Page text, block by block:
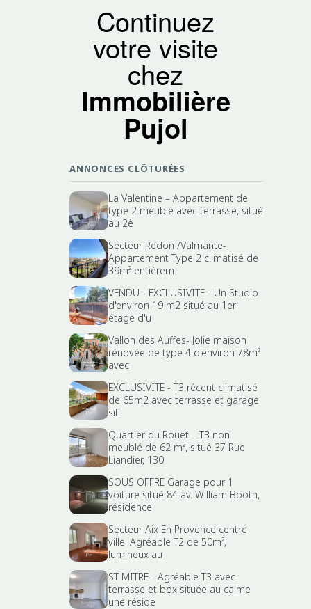
Continuez
votre visite
chez
Immobilière
Pujol
ANNONCES CLÔTURÉES
La Valentine – Appartement de
type 2 meublé avec terrasse, situé
au 2è
Secteur Redon /Valmante-
Appartement Type 2 climatisé de
39m² entièrem
VENDU - EXCLUSIVITE - Un Studio
d'environ 19 m2 situé au 1er
étage d'u
Vallon des Auffes- Jolie maison
rénovée de type 4 d'environ 78m²
avec
EXCLUSIVITE - T3 récent climatisé
de 65m2 avec terrasse et garage
sit
Quartier du Rouet – T3 non
meublé de 62 m², situé 37 Rue
Liandier, 130
SOUS OFFRE Garage pour 1
voiture situé 84 av. William Booth,
résidence
Secteur Aix En Provence centre
ville. Agréable T2 de 50m²,
lumineux au
ST MITRE - Agréable T3 avec
terrasse et box située au calme
une réside